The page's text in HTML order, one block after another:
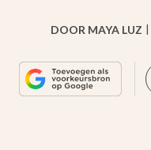
DOOR MAYA LUZ